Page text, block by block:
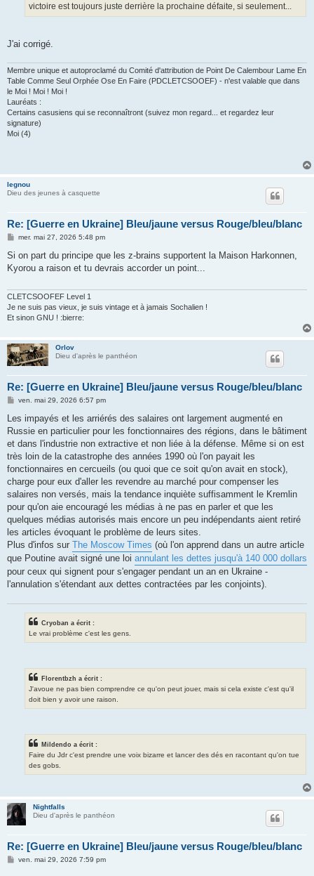
victoire est toujours juste derrière la prochaine défaite, si seulement...
J'ai corrigé.
Membre unique et autoproclamé du Comité d'attribution de Point De Calembour Lame En
Table Comme Seul Orphée Ose En Faire (PDCLETCSOOEF) - n'est valable que dans
le Moi ! Moi ! Moi !
Lauréats :
Certains casusiens qui se reconnaîtront (suivez mon regard... et regardez leur
signature)
Moi (4)
legnou
Dieu des jeunes à casquette
Re: [Guerre en Ukraine] Bleu/jaune versus Rouge/bleu/blanc
M
a
mer. mai 27, 2026 5:48 pm
Si on part du principe que les z-brains supportent la Maison Harkonnen,
Kyorou a raison et tu devrais accorder un point...
CLETCSOOFEF Level 1
Je ne suis pas vieux, je suis vintage et à jamais Sochalien !
Et sinon GNU ! :bierre:
Orlov
Dieu d'après le panthéon
Re: [Guerre en Ukraine] Bleu/jaune versus Rouge/bleu/blanc
M
s
a
g
ven. mai 29, 2026 6:57 pm
Les impayés et les arriérés des salaires ont largement augmenté en
Russie en particulier pour les fonctionnaires des régions, dans le bâtiment
et dans l'industrie non extractive et non liée à la défense. Même si on est
très loin de la catastrophe des années 1990 où l'on payait les
fonctionnaires en cercueils (ou quoi que ce soit qu'on avait en stock),
charge pour eux d'aller les revendre au marché pour compenser les
salaires non versés, mais la tendance inquiète suffisamment le Kremlin
pour qu'on aie encouragé les médias à ne pas en parler et que les
quelques médias autorisés mais encore un peu indépendants aient retiré
les articles évoquant le problème de leurs sites.
Plus d'infos sur The Moscow Times (où l'on apprend dans un autre article
que Poutine avait signé une loi annulant les dettes jusqu'à 140 000 dollars
pour ceux qui signent pour s'engager pendant un an en Ukraine -
l'annulation s'étendant aux dettes contractées par les conjoints).
Cryoban a écrit :
Le vrai problème c'est les gens.
Florentbzh a écrit :
J'avoue ne pas bien comprendre ce qu'on peut jouer, mais si cela existe c'est qu'il
doit bien y avoir une raison.
Mildendo a écrit :
Faire du Jdr c'est prendre une voix bizarre et lancer des dés en racontant qu'on tue
des gobs.
Nightfalls
Dieu d'après le panthéon
Re: [Guerre en Ukraine] Bleu/jaune versus Rouge/bleu/blanc
Mven. mai 29, 2026 7:59 pm